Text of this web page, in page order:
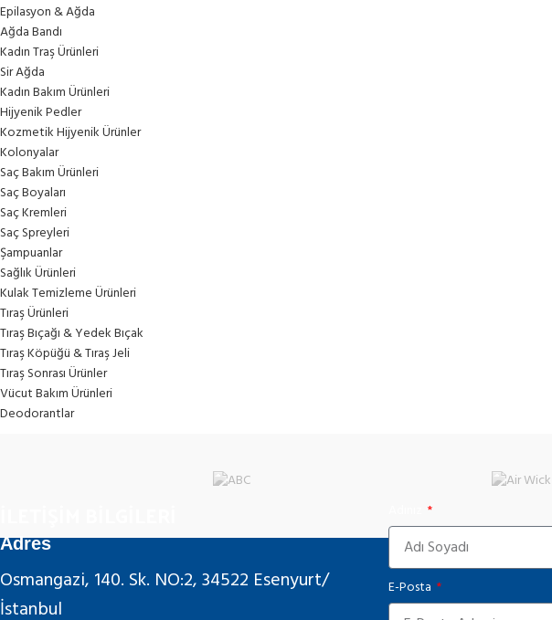
Epilasyon & Ağda
Ağda Bandı
Kadın Traş Ürünleri
Sir Ağda
Kadın Bakım Ürünleri
Hijyenik Pedler
Kozmetik Hijyenik Ürünler
Kolonyalar
Saç Bakım Ürünleri
Saç Boyaları
Saç Kremleri
Saç Spreyleri
Şampuanlar
Sağlık Ürünleri
Kulak Temizleme Ürünleri
Tıraş Ürünleri
Tıraş Bıçağı & Yedek Bıçak
Tıraş Köpüğü & Tıraş Jeli
Tıraş Sonrası Ürünler
Vücut Bakım Ürünleri
Deodorantlar
Adres
Osmangazi, 140. Sk. NO:2, 34522 Esenyurt/
İstanbul
E-Posta